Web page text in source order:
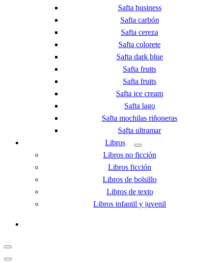
Safta business
Safta carbón
Safta cereza
Safta colorete
Safta dark blue
Safta fruits
Safta fruits
Safta ice cream
Safta lago
Safta mochilas riñoneras
Safta ultramar
Libros
Libros no ficción
Libros ficción
Libros de bolsillo
Libros de texto
Libros infantil y juvenil